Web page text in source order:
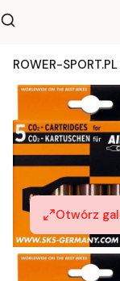
Otwórz wyszukiwarkę
Szukaj
ROWER-SPORT.PL
Otwórz